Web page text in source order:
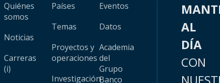
Quiénes
somos
Noticias
Carreras
(i)
Países
Temas
Proyectos y
operaciones
Investigación
Eventos
Datos
Academia
del
Grupo
Banco
AL
DÍA
CON